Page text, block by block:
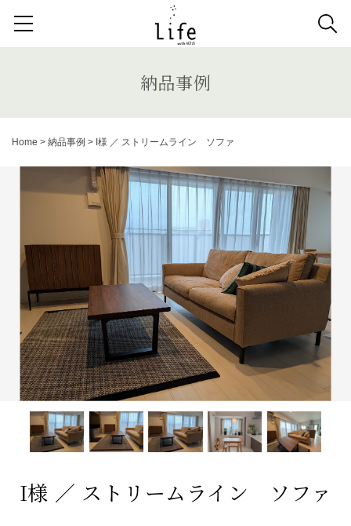
検索する記事の種類：
納品事例 News
キーワードから記事を探す
キッチンボード 1人掛けソファ ラグ カーテン
アンティーク チェア カウチソファ
ダイニングテーブル ファブリック コレクション
ダイニングチェア ベンチ ベッド
システムソファ テラス AVボード
サイドテーブル 収納家具 デスク 照明
コンソールデスク ミラー 3人掛けソファ
キッズ家具 2人掛けソファ リビングテーブル
納品事例
Home > 納品事例 > I様 ／ ストリームライン ソファ
I様 ／ ストリームライン ソファ